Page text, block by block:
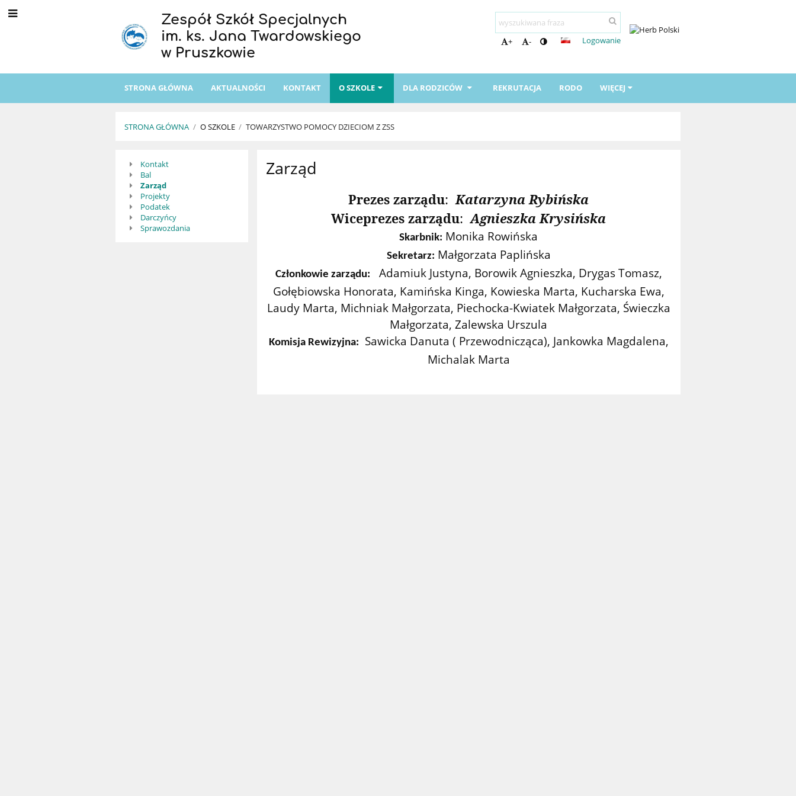
Zespół Szkół Specjalnych
im. ks. Jana Twardowskiego
w Pruszkowie
+ - Logowanie
STRONA GŁÓWNA AKTUALNOŚCI KONTAKT O SZKOLE DLA RODZICÓW REKRUTACJA RODO WIĘCEJ
STRONA GŁÓWNA / O SZKOLE / TOWARZYSTWO POMOCY DZIECIOM Z ZSS
Towarzystwo
Pomocy
Dzieciom
Kontakt
Bal
Zarząd
Projekty
Podatek
Darczyńcy
Sprawozdania
Zarząd
Prezes zarządu:Katarzyna Rybińska
Wiceprezes zarządu:Agnieszka Krysińska
Skarbnik: Monika Rowińska
Sekretarz: Małgorzata Paplińska
Członkowie zarządu:
Adamiuk Justyna, Borowik Agnieszka, Drygas Tomasz,
Gołębiowska Honorata, Kamińska Kinga, Kowieska Marta, Kucharska Ewa,
Laudy Marta, Michniak Małgorzata, Piechocka-Kwiatek Małgorzata, Świeczka
Małgorzata, Zalewska Urszula
Komisja Rewizyjna:
Sawicka Danuta ( Przewodnicząca), Jankowka Magdalena,
Michalak Marta